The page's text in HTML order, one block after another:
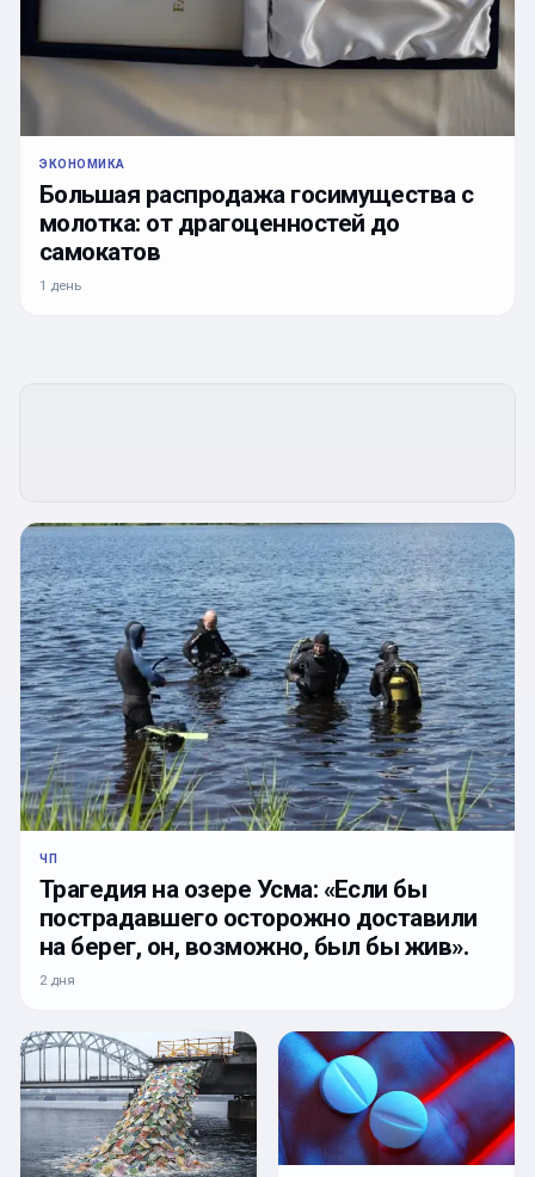
ЭКОНОМИКА
Большая распродажа госимущества с
молотка: от драгоценностей до
самокатов
1 день
ЧП
Трагедия на озере Усма: «Если бы
пострадавшего осторожно доставили
на берег, он, возможно, был бы жив».
2 дня